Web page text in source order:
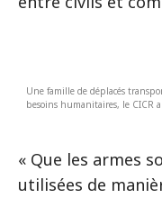
Une famille de déplacés
besoins humanitaires, le CICR
« Que les armes
utilisées de